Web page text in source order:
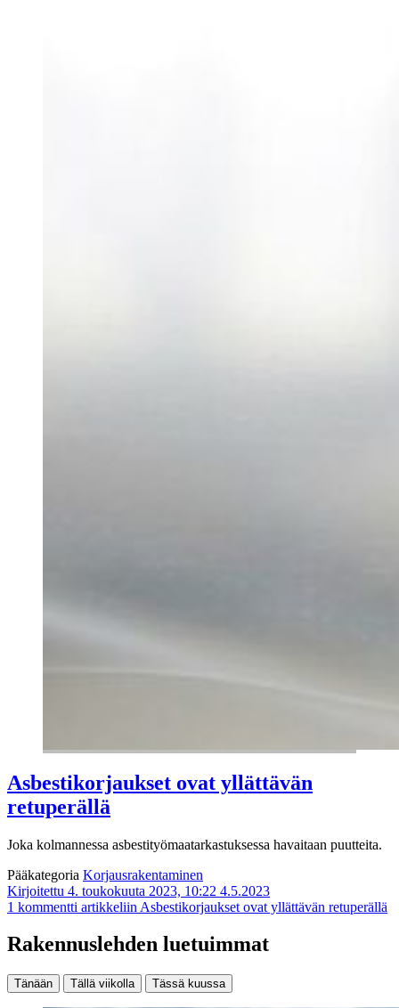
Asbestikorjaukset ovat yllättävän
retuperällä
Joka kolmannessa asbestityömaatarkastuksessa havaitaan puutteita.
Pääkategoria Korjausrakentaminen
Kirjoitettu 4. toukokuuta 2023, 10:22 4.5.2023
1 kommentti artikkeliin Asbestikorjaukset ovat yllättävän retuperällä
Rakennuslehden luetuimmat
Tänään Tällä viikolla Tässä kuussa